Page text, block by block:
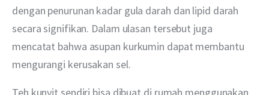
dengan penurunan kadar gula darah dan lipid darah
secara signifikan. Dalam ulasan tersebut juga
mencatat bahwa asupan kurkumin dapat membantu
mengurangi kerusakan sel.
Teh kunyit sendiri bisa dibuat di rumah menggunakan